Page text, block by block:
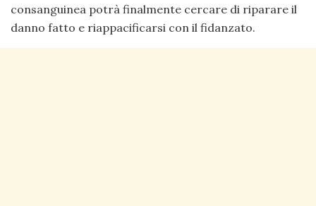
consanguinea potrà finalmente cercare di riparare il
danno fatto e riappacificarsi con il fidanzato.